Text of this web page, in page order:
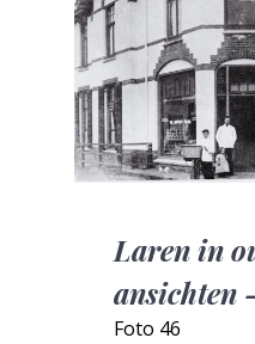
Laren in
ansichten
Foto 46